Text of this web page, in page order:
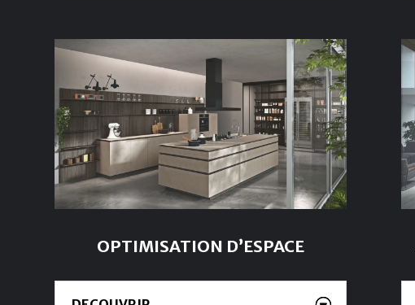
OPTIMISATION D’ESPACE